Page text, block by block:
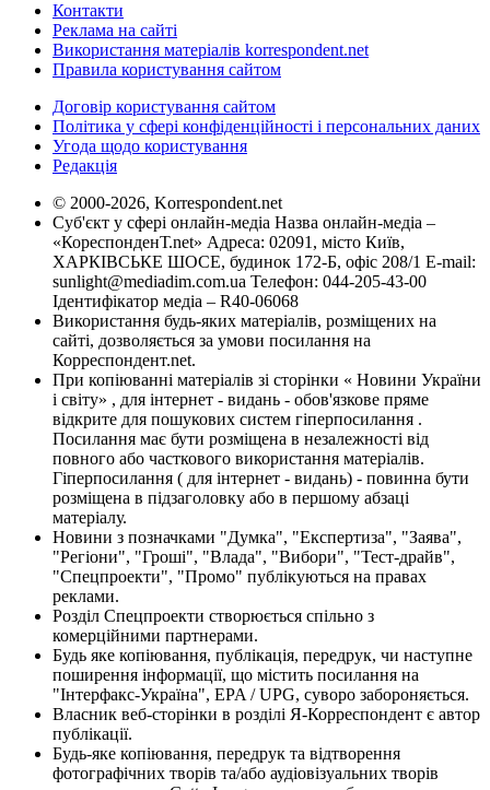
Контакти
Реклама на сайті
Використання матеріалів korrespondent.net
Правила користування сайтом
Договір користування сайтом
Політика у сфері конфіденційності і персональних даних
Угода щодо користування
Редакція
© 2000-2026, Korrespondent.net
Суб'єкт у сфері онлайн-медіа Назва онлайн-медіа –
«КореспонденТ.net» Адреса: 02091, місто Київ,
ХАРКІВСЬКЕ ШОСЕ, будинок 172-Б, офіс 208/1 E-mail:
sunlight@mediadim.com.ua Телефон: 044-205-43-00
Ідентифікатор медіа – R40-06068
Використання будь-яких матеріалів, розміщених на
сайті, дозволяється за умови посилання на
Корреспондент.net.
При копіюванні матеріалів зі сторінки « Новини України
і світу» , для інтернет - видань - обов'язкове пряме
відкрите для пошукових систем гіперпосилання .
Посилання має бути розміщена в незалежності від
повного або часткового використання матеріалів.
Гіперпосилання ( для інтернет - видань) - повинна бути
розміщена в підзаголовку або в першому абзаці
матеріалу.
Новини з позначками "Думка", "Експертиза", "Заява",
"Регіони", "Гроші", "Влада", "Вибори", "Тест-драйв",
"Спецпроекти", "Промо" публікуються на правах
реклами.
Розділ Спецпроекти створюється спільно з
комерційними партнерами.
Будь яке копіювання, публікація, передрук, чи наступне
поширення інформації, що містить посилання на
"Інтерфакс-Україна", EPA / UPG, суворо забороняється.
Власник веб-сторінки в розділі Я-Корреспондент є автор
публікації.
Будь-яке копіювання, передрук та відтворення
фотографічних творів та/або аудіовізуальних творів